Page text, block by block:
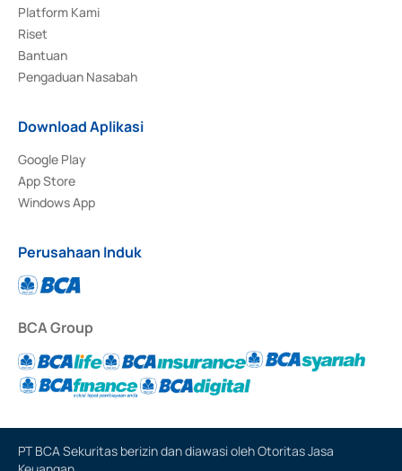
Platform Kami
Riset
Bantuan
Pengaduan Nasabah
Download Aplikasi
Google Play
App Store
Windows App
Perusahaan Induk
BCA Group
PT BCA Sekuritas berizin dan diawasi oleh Otoritas Jasa